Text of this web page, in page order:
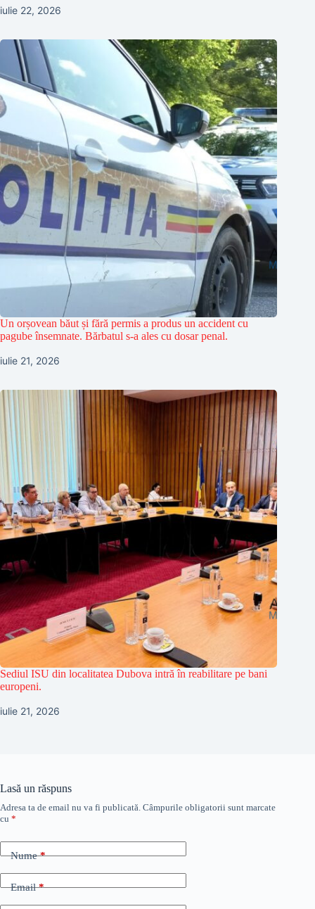
iulie 22, 2026
Un orșovean băut și fără permis a produs un accident cu
pagube însemnate. Bărbatul s-a ales cu dosar penal.
iulie 21, 2026
Sediul ISU din localitatea Dubova intră în reabilitare pe bani
europeni.
iulie 21, 2026
Lasă un răspuns
Adresa ta de email nu va fi publicată. Câmpurile obligatorii sunt marcate
cu *
Nume*
Email*